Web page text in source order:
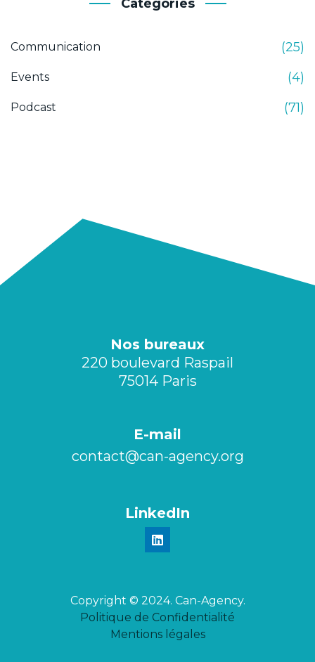
Catégories
Communication (25)
Events (4)
Podcast (71)
Nos bureaux
220 boulevard Raspail
75014 Paris
E-mail
contact@can-agency.org​
LinkedIn
Copyright © 2024. Can-Agency.
Politique de Confidentialité
Mentions légales